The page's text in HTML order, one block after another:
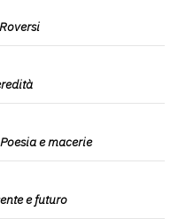
e macerie
e futuro